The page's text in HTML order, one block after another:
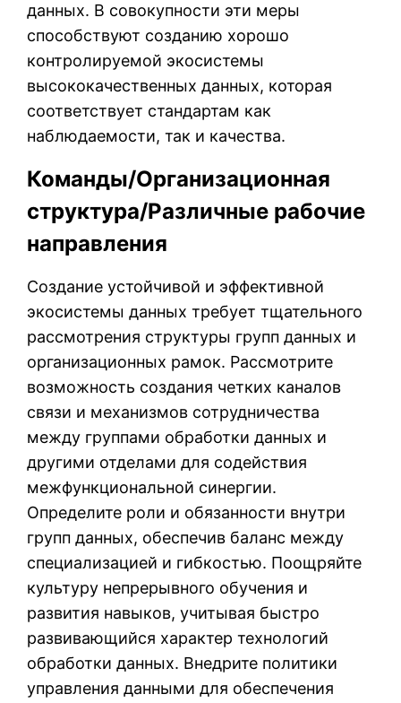
данных. В совокупности эти меры
способствуют созданию хорошо
контролируемой экосистемы
высококачественных данных, которая
соответствует стандартам как
наблюдаемости, так и качества.
Команды/Организационная
структура/Различные рабочие
направления
Создание устойчивой и эффективной
экосистемы данных требует тщательного
рассмотрения структуры групп данных и
организационных рамок. Рассмотрите
возможность создания четких каналов
связи и механизмов сотрудничества
между группами обработки данных и
другими отделами для содействия
межфункциональной синергии.
Определите роли и обязанности внутри
групп данных, обеспечив баланс между
специализацией и гибкостью. Поощряйте
культуру непрерывного обучения и
развития навыков, учитывая быстро
развивающийся характер технологий
обработки данных. Внедрите политики
управления данными для обеспечения